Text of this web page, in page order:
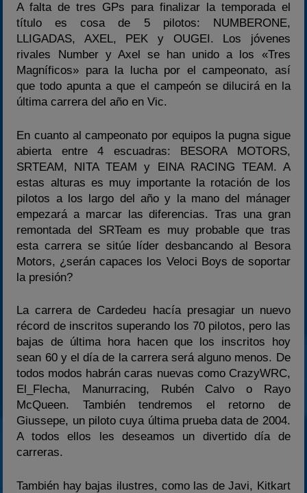
A falta de tres GPs para finalizar la temporada el
título es cosa de 5 pilotos: NUMBERONE,
LLIGADAS, AXEL, PEK y OUGEI. Los jóvenes
rivales Number y Axel se han unido a los «Tres
Magníficos» para la lucha por el campeonato, así
que todo apunta a que el campeón se dilucirá en la
última carrera del año en Vic.
En cuanto al campeonato por equipos la pugna sigue
abierta entre 4 escuadras: BESORA MOTORS,
SRTEAM, NITA TEAM y EINA RACING TEAM. A
estas alturas es muy importante la rotación de los
pilotos a los largo del año y la mano del mánager
empezará a marcar las diferencias. Tras una gran
remontada del SRTeam es muy probable que tras
esta carrera se sitúe líder desbancando al Besora
Motors, ¿serán capaces los Veloci Boys de soportar
la presión?
La carrera de Cardedeu hacía presagiar un nuevo
récord de inscritos superando los 70 pilotos, pero las
bajas de última hora hacen que los inscritos hoy
sean 60 y el día de la carrera será alguno menos. De
todos modos habrán caras nuevas como CrazyWRC,
El_Flecha, Manurracing, Rubén Calvo o Rayo
McQueen. También tendremos el retorno de
Giussepe, un piloto cuya última prueba data de 2004.
A todos ellos les deseamos un divertido día de
carreras.
También hay bajas ilustres, como las de Javi, Kitkart